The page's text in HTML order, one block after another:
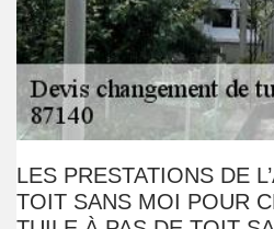
LES PRESTATIONS DE
TOIT SANS MOI POUR